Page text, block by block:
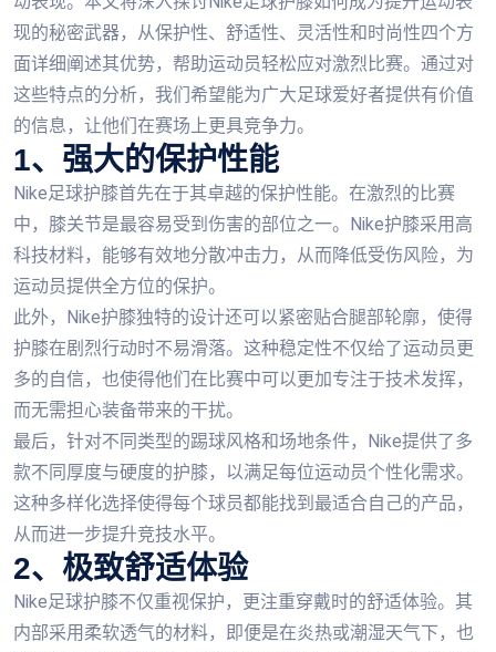
现的秘密武器，从保护性、舒适性、灵活性和时尚性四个方
面详细阐述其优势，帮助运动员轻松应对激烈比赛。通过对
这些特点的分析，我们希望能为广大足球爱好者提供有价值
的信息，让他们在赛场上更具竞争力。
1、强大的保护性能
Nike足球护膝首先在于其卓越的保护性能。在激烈的比赛
中，膝关节是最容易受到伤害的部位之一。Nike护膝采用高
科技材料，能够有效地分散冲击力，从而降低受伤风险，为
运动员提供全方位的保护。
此外，Nike护膝独特的设计还可以紧密贴合腿部轮廓，使得
护膝在剧烈行动时不易滑落。这种稳定性不仅给了运动员更
多的自信，也使得他们在比赛中可以更加专注于技术发挥，
而无需担心装备带来的干扰。
最后，针对不同类型的踢球风格和场地条件，Nike提供了多
款不同厚度与硬度的护膝，以满足每位运动员个性化需求。
这种多样化选择使得每个球员都能找到最适合自己的产品，
从而进一步提升竞技水平。
2、极致舒适体验
Nike足球护膝不仅重视保护，更注重穿戴时的舒适体验。其
内部采用柔软透气的材料，即便是在炎热或潮湿天气下，也